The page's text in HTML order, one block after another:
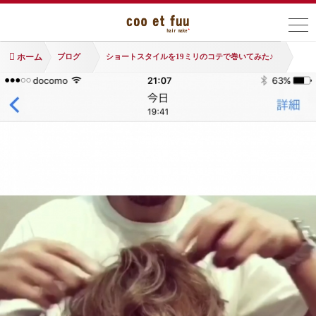
ホーム ブログ ショートスタイルを19ミリのコテで巻いてみた♪